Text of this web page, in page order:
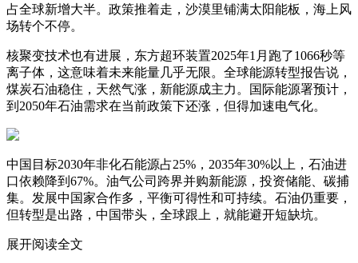
占全球新增大半。政策推着走，沙漠里铺满太阳能板，海上风
场转个不停。
核聚变技术也有进展，东方超环装置2025年1月跑了1066秒等
离子体，这意味着未来能量几乎无限。全球能源转型报告说，
煤炭石油稳住，天然气涨，新能源成主力。国际能源署预计，
到2050年石油需求在当前政策下还涨，但得加速电气化。
中国目标2030年非化石能源占25%，2035年30%以上，石油进
口依赖降到67%。油气公司跨界并购新能源，投资储能、碳捕
集。发展中国家合作多，平衡可得性和可持续。石油仍重要，
但转型是出路，中国带头，全球跟上，就能避开短缺坑。
展开阅读全文